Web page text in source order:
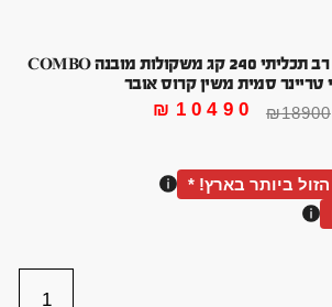
כלוב קומבו מקצועי רב תכליתי 240 קג משקולות מובנה COMBO
טריינר סמית משין קרוס אובר
₪18900
₪ 10490
ביותר בארץ! *